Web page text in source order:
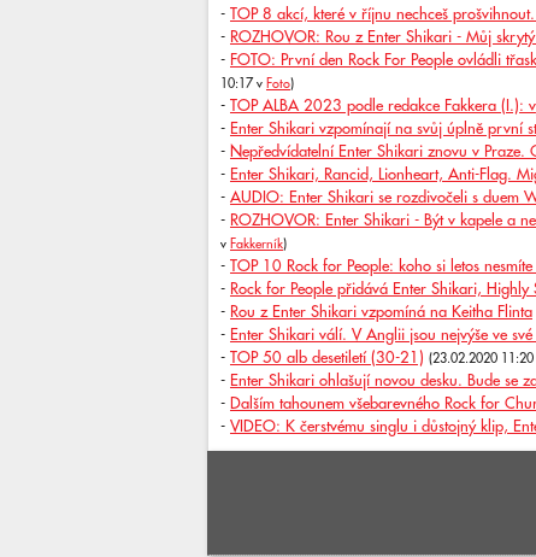
- TOP 8 akcí, které v říjnu nechceš
- ROZHOVOR: Rou z Enter Shikari - Můj
- FOTO: První den Rock For People ovládli
10:17 v Foto)
- TOP ALBA 2023 podle redakce Fakkera (I.):
- Enter Shikari vzpomínají na svůj úplně první
- Nepředvídatelní Enter Shikari znovu v Praze.
- Enter Shikari, Rancid, Lionheart, Anti-Flag.
- AUDIO: Enter Shikari se rozdivočeli s duem
- ROZHOVOR: Enter Shikari - Být v kapele a
v Fakkerník)
- TOP 10 Rock for People: koho si letos
- Rock for People přidává Enter Shikari, Highly
- Rou z Enter Shikari vzpomíná na Keitha Flinta
- Enter Shikari válí. V Anglii jsou nejvýše ve
- TOP 50 alb desetiletí (30-21) (23.02.2020 11:20
- Enter Shikari ohlašují novou desku. Bude se
- Dalším tahounem všebarevného Rock for
- VIDEO: K čerstvému singlu i důstojný klip,